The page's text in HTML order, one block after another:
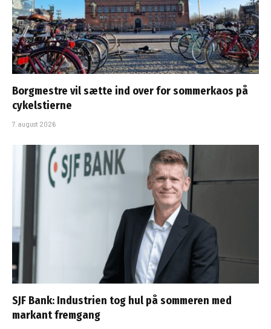
Borgmestre vil sætte ind over for sommerkaos på
cykelstierne
7. august 2026
SJF Bank: Industrien tog hul på sommeren med
markant fremgang